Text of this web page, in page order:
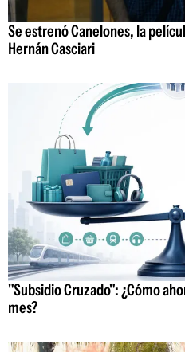
Se estrenó Canelones, la
Hernán Casciari
"Subsidio Cruzado": ¿Cómo
mes?